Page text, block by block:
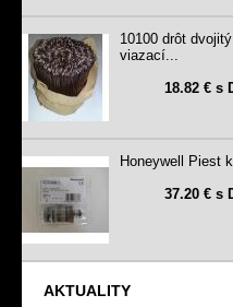
10100 drôt dvojitý
viazací...
18.82 € s
Honeywell Piest
37.20 € s
AKTUALITY